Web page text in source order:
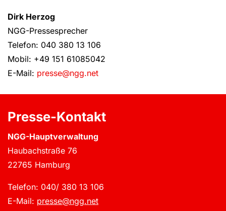
Dirk Herzog
NGG-Pressesprecher
Telefon: 040 380 13 106
Mobil: +49 151 61085042
E-Mail: presse@ngg.net
Presse-Kontakt
NGG-Hauptverwaltung
Haubachstraße 76
22765 Hamburg
Telefon: 040/ 380 13 106
E-Mail: presse@ngg.net